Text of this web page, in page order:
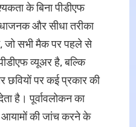
के बिना पीडीएफ
और सीधा तरीका
जो सभी मैक पर पहले से
व्यूअर है, बल्कि
छवियों पर कई प्रकार की
है। पूर्वावलोकन का
की जांच करने के